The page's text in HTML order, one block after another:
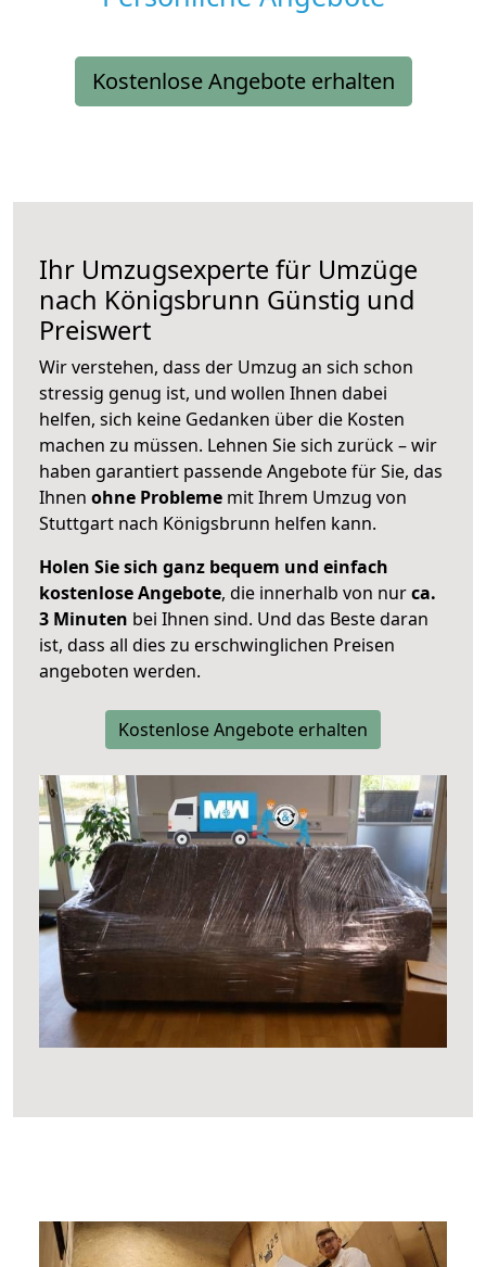
Kostenlose Angebote erhalten
Ihr Umzugsexperte für Umzüge
nach Königsbrunn Günstig und
Preiswert
Wir verstehen, dass der Umzug an sich schon
stressig genug ist, und wollen Ihnen dabei
helfen, sich keine Gedanken über die Kosten
machen zu müssen. Lehnen Sie sich zurück – wir
haben garantiert passende Angebote für Sie, das
Ihnen ohne Probleme mit Ihrem Umzug von
Stuttgart nach Königsbrunn helfen kann.
Holen Sie sich ganz bequem und einfach
kostenlose Angebote, die innerhalb von nurca.
3 Minuten bei Ihnen sind. Und das Beste daran
ist, dass all dies zu erschwinglichen Preisen
angeboten werden.
Kostenlose Angebote erhalten